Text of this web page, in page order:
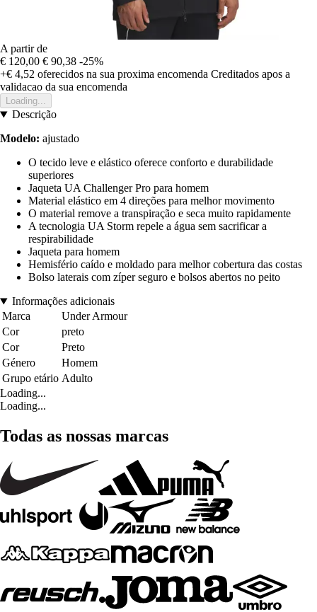
A partir de
€ 120,00 € 90,38 -25%
+€ 4,52 oferecidos na sua proxima encomenda Creditados apos a
validacao da sua encomenda
Loading...
Descrição
Modelo: ajustado
O tecido leve e elástico oferece conforto e durabilidade
superiores
Jaqueta UA Challenger Pro para homem
Material elástico em 4 direções para melhor movimento
O material remove a transpiração e seca muito rapidamente
A tecnologia UA Storm repele a água sem sacrificar a
respirabilidade
Jaqueta para homem
Hemisfério caído e moldado para melhor cobertura das costas
Bolso laterais com zíper seguro e bolsos abertos no peito
Informações adicionais
Marca
Under Armour
Cor
preto
Cor
Preto
Género
Homem
Grupo etário Adulto
Loading...
Loading...
Todas as nossas marcas